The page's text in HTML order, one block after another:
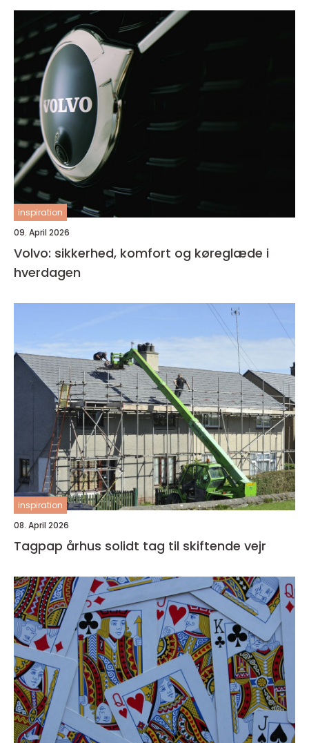
inspiration
09. April 2026
Volvo: sikkerhed, komfort og køreglæde i
hverdagen
inspiration
08. April 2026
Tagpap århus solidt tag til skiftende vejr